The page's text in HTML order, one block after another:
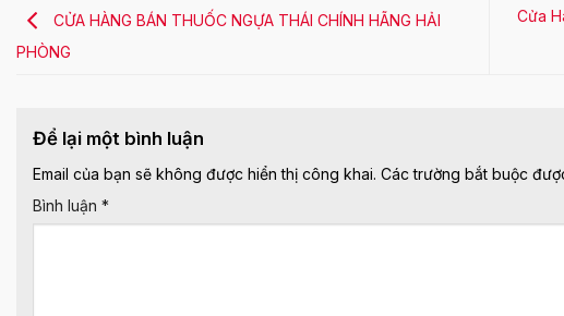
CỬA HÀNG BÁN THUỐC NGỰA THÁI CHÍNH HÃNG HẢI
PHÒNG
Cửa
Để lại một bình luận
Email của bạn sẽ không được hiển thị công khai. Các trường bắt buộc
Bình luận *